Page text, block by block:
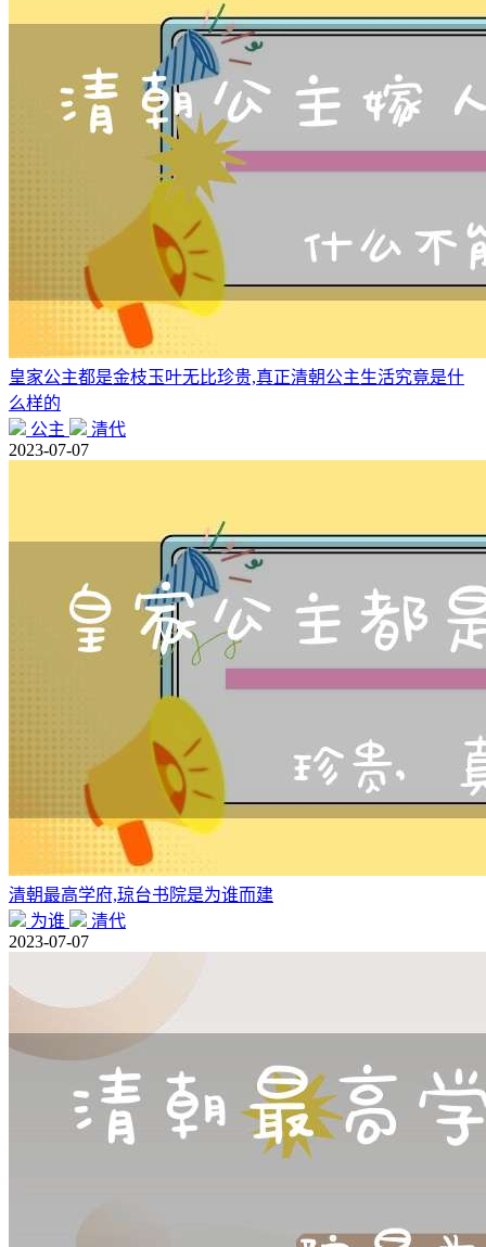
皇家公主都是金枝玉叶无比珍贵,真正清朝公主生活究竟是什
么样的
公主
清代
2023-07-07
清朝最高学府,琼台书院是为谁而建
为谁
清代
2023-07-07